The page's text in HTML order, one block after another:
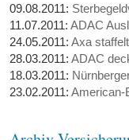
09.08.2011:
11.07.2011:ADAC
24.05.2011:Axa
28.03.2011:ADAC
18.03.2011:
23.02.2011:American-